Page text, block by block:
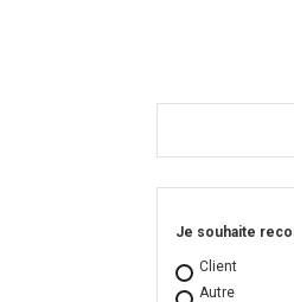
Je souhaite
Client
Autre